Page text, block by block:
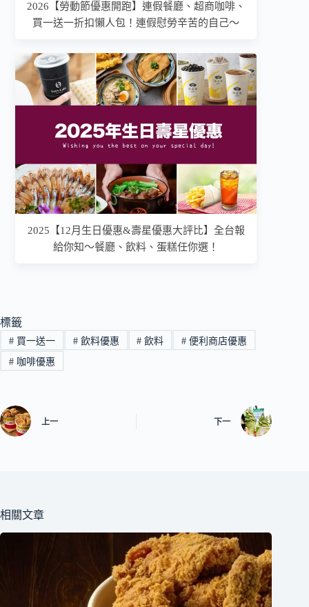
2026【勞動節優惠開跑】連假餐廳、超商咖啡、
買一送一折扣懶人包！連假慰勞辛苦的自己～
2025【12月生日優惠&壽星優惠大評比】全台報
給你知～餐廳、飲料、蛋糕任你選！
標籤
#買一送一 #飲料優惠 # 飲料 # 便利商店優惠
#咖啡優惠
上一 下一
相關文章